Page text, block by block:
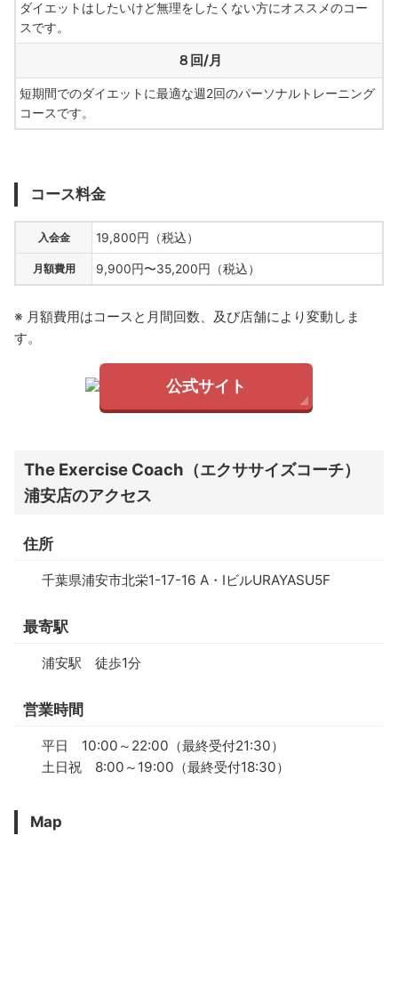
ダイエットはしたいけど無理をしたくない方にオススメのコー
スです。
８回/月
短期間でのダイエットに最適な週2回のパーソナルトレーニング
コースです。
コース料金
入会金 19,800円（税込）
月額費用 9,900円〜35,200円（税込）
※ 月額費用はコースと月間回数、及び店舗により変動しま
す。
公式サイト
The Exercise Coach（エクササイズコーチ）
浦安店のアクセス
住所
千葉県浦安市北栄1-17-16 A・IビルURAYASU5F
最寄駅
浦安駅 徒歩1分
営業時間
平日 10:00～22:00（最終受付21:30）
土日祝 8:00～19:00（最終受付18:30）
Map